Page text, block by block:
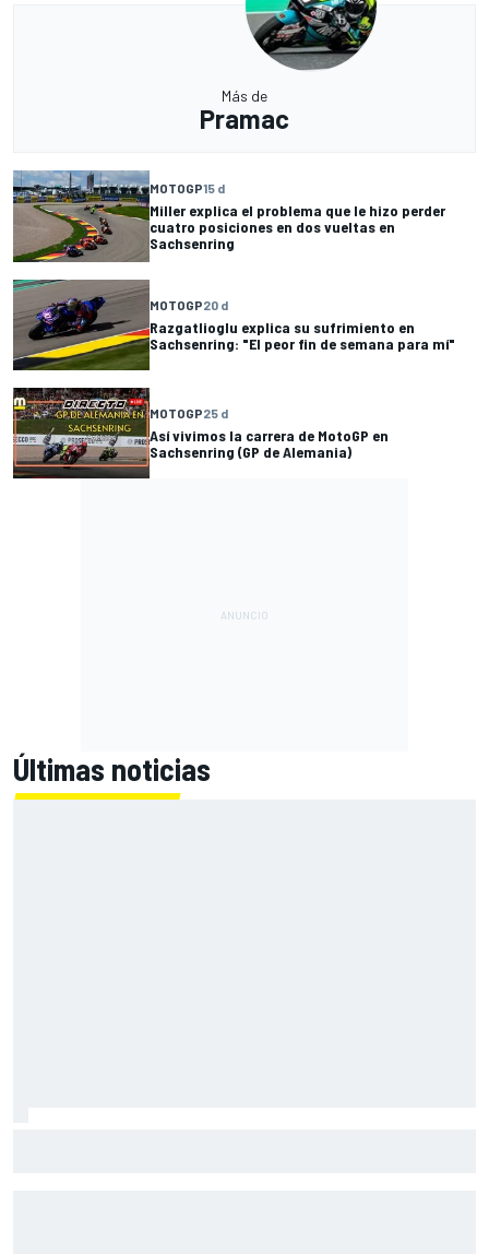
Más de
Pramac
MOTOGP15 d
Miller explica el problema que le hizo perder
cuatro posiciones en dos vueltas en
Sachsenring
MOTOGP20 d
Razgatlioglu explica su sufrimiento en
Sachsenring: "El peor fin de semana para mí"
MOTOGP25 d
Así vivimos la carrera de MotoGP en
Sachsenring (GP de Alemania)
Últimas noticias